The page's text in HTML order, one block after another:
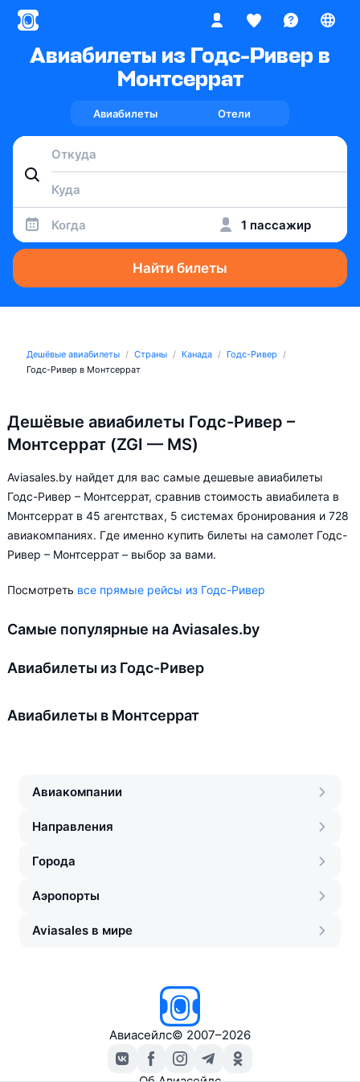
Авиабилеты из Годс-Ривер в
Монтсеррат
Авиабилеты Отели
Когда 1 пассажир
Найти билеты
Дешёвые авиабилеты Страны Канада
Годс-Ривер
Годс-Ривер в Монтсеррат
Дешёвые авиабилеты Годс-Ривер –
Монтсеррат (ZGI — MS)
Aviasales.by найдет для вас самые дешевые авиабилеты
Годс-Ривер – Монтсеррат, сравнив стоимость авиабилета в
Монтсеррат в 45 агентствах, 5 системах бронирования и 728
авиакомпаниях. Где именно купить билеты на самолет Годс-
Ривер – Монтсеррат – выбор за вами.
Посмотреть все прямые рейсы из Годс-Ривер
Самые популярные на Aviasales.by
Авиабилеты из Годс-Ривер
Авиабилеты в Монтсеррат
Авиакомпании
Направления
Города
Аэропорты
Aviasales в мире
Авиасейлс© 2007–2026